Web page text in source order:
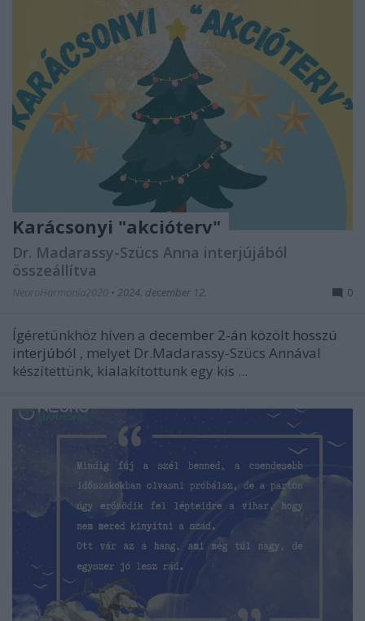
Karácsonyi "akcióterv"
Dr. Madarassy-Szücs Anna interjújából
összeállítva
NeuroHarmonia2020 • 2024. december 12. 0
Ígéretünkhöz híven a december 2-án közölt hosszú
interjúból , melyet Dr.Madarassy-Szücs Annával
készítettünk, kialakítottunk egy kis ...